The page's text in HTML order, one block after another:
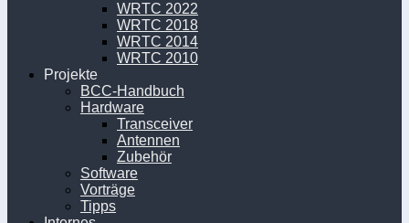
WRTC 2022
WRTC 2018
WRTC 2014
WRTC 2010
Projekte
BCC-Handbuch
Hardware
Transceiver
Antennen
Zubehör
Software
Vorträge
Tipps